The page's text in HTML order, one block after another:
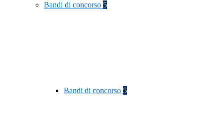
Bandi di concorso 5
Bandi di concorso 5